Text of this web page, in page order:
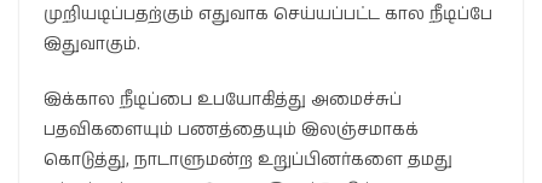
முறியடிப்பதற்கும் எதுவாக செய்யப்பட்ட கால நீடிப்பே
இதுவாகும்.
இக்கால நீடிப்பை உபயோகித்து அமைச்சுப்
பதவிகளையும் பணத்தையும் இலஞ்சமாகக்
கொடுத்து, நாடாளுமன்ற உறுப்பினர்களை தமது